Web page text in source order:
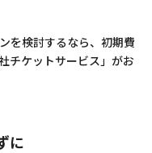
を検討するなら、初期費
チケットサービス」がお
に